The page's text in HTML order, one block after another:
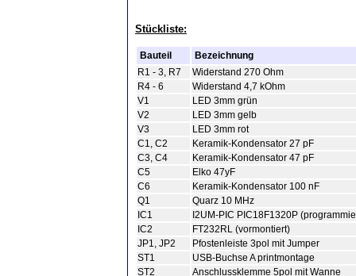
Stückliste:
Bauteil
Bezeichnung
R1 - 3, R7
Widerstand 270 Ohm
R4 - 6
Widerstand 4,7 kOhm
V1
LED 3mm grün
V2
LED 3mm gelb
V3
LED 3mm rot
C1, C2
Keramik-Kondensator 27 pF
C3, C4
Keramik-Kondensator 47 pF
C5
Elko 47yF
C6
Keramik-Kondensator 100 nF
Q1
Quarz 10 MHz
IC1
I2UM-PIC PIC18F1320P
IC2
FT232RL (vormontiert)
JP1, JP2
Pfostenleiste 3pol mit Jumper
ST1
USB-Buchse A printmontage
ST2
Anschlussklemme 5pol mit Wanne